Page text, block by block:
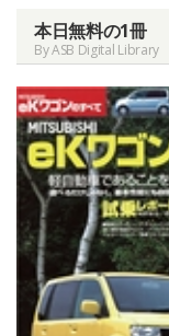
本日無料の1冊
By ASB Digital Library